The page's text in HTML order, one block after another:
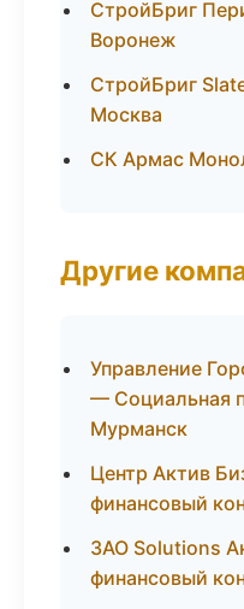
СтройБриг
Воронеж
СтройБриг
Москва
СК Армас
Другие
Управление
— Социальная
Мурманск
Центр Актив
финансовый
ЗАО Solutions
финансовый